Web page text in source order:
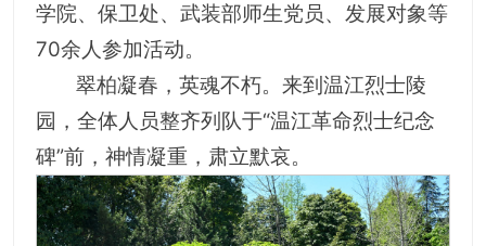
学院、保卫处、武装部师生党员、发展对象等
70余人参加活动。
翠柏凝春，英魂不朽。来到温江烈士陵
园，全体人员整齐列队于“温江革命烈士纪念
碑”前，神情凝重，肃立默哀。